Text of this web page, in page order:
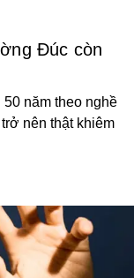
Đúc còn
năm theo nghề
nên thật khiêm